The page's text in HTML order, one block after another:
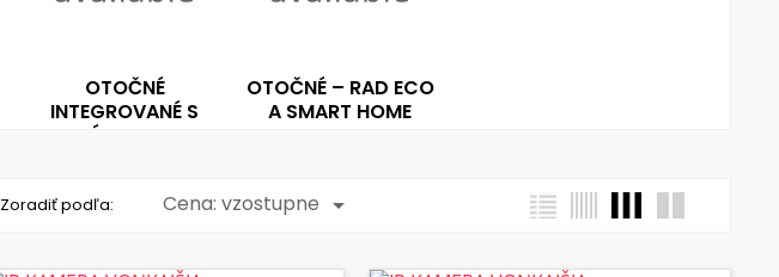
OTOČNÉ
INTEGROVANÉ S
PRÍDAVNOU
OTOČNÉ – RAD ECO
A SMART HOME
Zoradiť podľa: Cena: vzostupne 